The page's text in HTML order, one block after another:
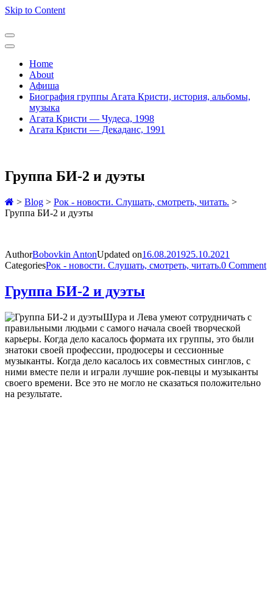
Skip to Content
Home
About
Афиша
Биография группы Агата Кристи, история, альбомы,
музыка
Агата Кристи — Чудеса, 1998
Агата Кристи — Декаданс, 1991
Группа БИ-2 и дуэты
> Blog > Рок - новости. Слушать, смотреть, читать. >
Группа БИ-2 и дуэты
AuthorBobovkin AntonUpdated on16.08.201925.10.2021
CategoriesРок - новости. Слушать, смотреть, читать.0 Comment
Группа БИ-2 и дуэты
Шура и Лева умеют сотрудничать с
правильными людьми с самого начала своей творческой
карьеры. Когда дело касалось формата их группы, это были
знатоки своей профессии, продюсеры и сессионные
музыканты. Когда дело касалось их совместных синглов, с
ними вместе пели и играли лучшие рок-певцы и музыканты
своего времени. Все это не могло не сказаться положительно
на результате.